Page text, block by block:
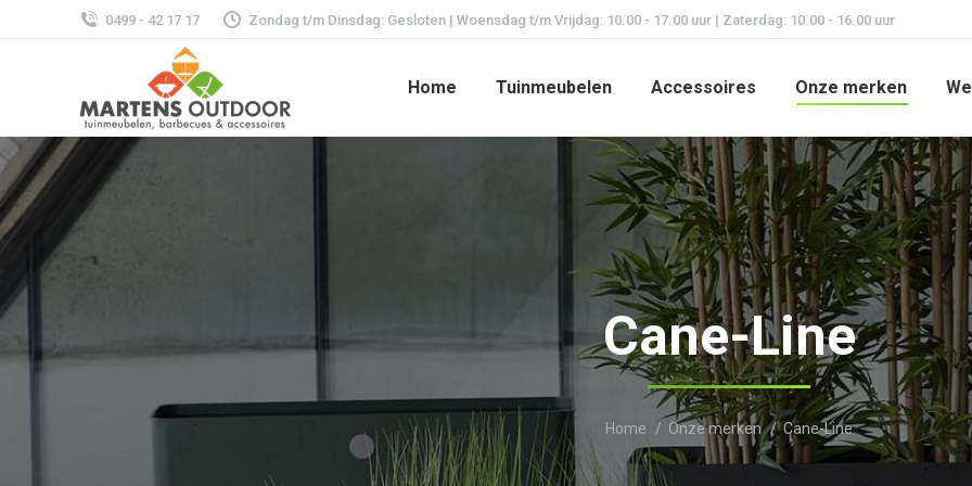
0499 - 42 17 17 Zondag t/m Dinsdag: Gesloten | Woensdag t/m Vrijdag: 10.00 - 17.00 uur | Zaterdag: 10.00 - 16.00 uur
Home Tuinmeubelen Accessoires Onze merken
Cane-Line
Je bent hier:
Home Onze merken Cane-Line